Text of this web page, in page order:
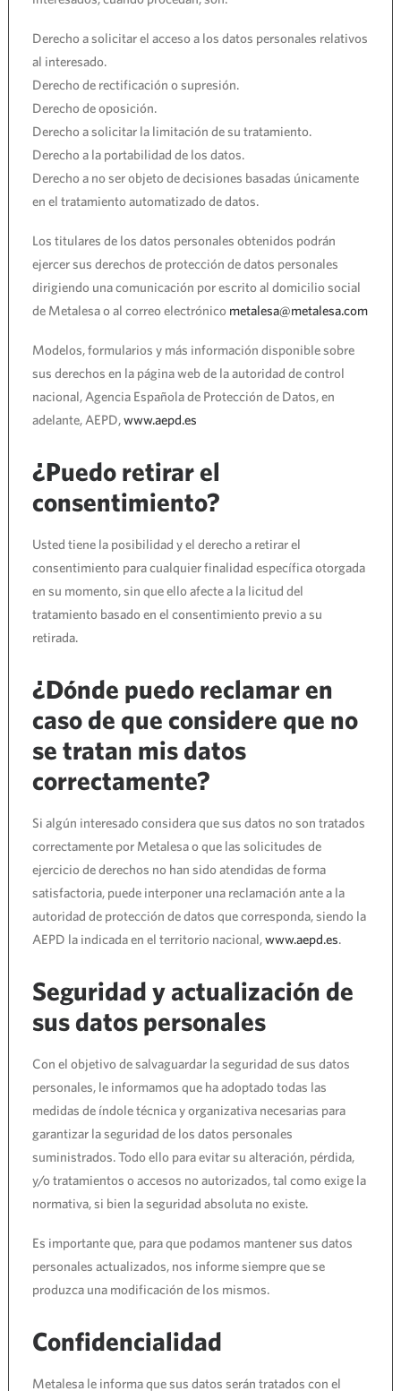
Derecho a solicitar el acceso a los datos personales relativos
al interesado.
Derecho de rectificación o supresión.
Derecho de oposición.
Derecho a solicitar la limitación de su tratamiento.
Derecho a la portabilidad de los datos.
Derecho a no ser objeto de decisiones basadas únicamente
en el tratamiento automatizado de datos.
Los titulares de los datos personales obtenidos podrán
ejercer sus derechos de protección de datos personales
dirigiendo una comunicación por escrito al domicilio social
de Metalesa o al correo electrónico metalesa@metalesa.com
Modelos, formularios y más información disponible sobre
sus derechos en la página web de la autoridad de control
nacional, Agencia Española de Protección de Datos, en
adelante, AEPD,www.aepd.es
¿Puedo retirar el
consentimiento?
Usted tiene la posibilidad y el derecho a retirar el
consentimiento para cualquier finalidad específica otorgada
en su momento, sin que ello afecte a la licitud del
tratamiento basado en el consentimiento previo a su
retirada.
¿Dónde puedo reclamar en
caso de que considere que no
se tratan mis datos
correctamente?
Si algún interesado considera que sus datos no son tratados
correctamente por Metalesa o que las solicitudes de
ejercicio de derechos no han sido atendidas de forma
satisfactoria, puede interponer una reclamación ante a la
autoridad de protección de datos que corresponda, siendo la
AEPD la indicada en el territorio nacional,www.aepd.es.
Seguridad y actualización de
sus datos personales
Con el objetivo de salvaguardar la seguridad de sus datos
personales, le informamos que ha adoptado todas las
medidas de índole técnica y organizativa necesarias para
garantizar la seguridad de los datos personales
suministrados. Todo ello para evitar su alteración, pérdida,
y/o tratamientos o accesos no autorizados, tal como exige la
normativa, si bien la seguridad absoluta no existe.
Es importante que, para que podamos mantener sus datos
personales actualizados, nos informe siempre que se
produzca una modificación de los mismos.
Confidencialidad
Metalesa le informa que sus datos serán tratados con el